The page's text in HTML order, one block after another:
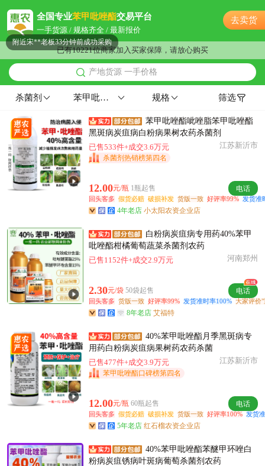
全国专业苯甲吡唑酯交易平台
一手货源 / 规格齐全 / 最新报价
去卖货
已有10221位商家加入买家保障，请放心购买
产地货源 一手价格
附近吕**老板7小时前看了商品
附近钱**老板1小时前成功采购
附近宋**老板33分钟前成功采购
附近罗**老板22小时前看了商品
佛山市严**老板11小时前询价供应商
附近潘**老板13小时前成功采购
附近汤**老板53分钟前成功采购
佛山市聂**老板30分钟前成功采购
佛山市曹**老板18小时前获取了报价
佛山市王**老板7分钟前看了商品
佛山市蔡**老板1分钟前看了商品
附近聂**老板12小时前询价供应商
佛山市秦**老板4小时前看了商品
佛山市姚**老板59分钟前获取了报价
佛山市韩**老板22小时前获取了报价
附近彭**老板45分钟前成功采购
附近汪**老板4小时前成功采购
附近周**老板16小时前询价供应商
附近邓**老板18小时前成功采购
佛山市周**老板15小时前看了商品
附近宋**老板15小时前询价供应商
杀菌剂 苯甲吡唑酯 规格 筛选
苯甲吡唑酯呲唑脂笨甲吡唑酯
黑斑病炭疽病白粉病果树农药杀菌剂
已售533件+成交3.6万元
江苏新沂市
杀菌剂热销榜第四名
12.00元/瓶 1瓶起售 电话
回头客多 假货必赔 破损补发 货版一致 好评率99% 发货准
4年老店 小太阳农资企业店
白粉病炭疽病专用药40%苯甲
吡唑酯柑橘葡萄蔬菜杀菌剂农药
已售1152件+成交2.9万元
河南郑州
2.30元/袋 50袋起售 电话
回头客多 货版一致 好评率99% 发货准时率100% 大家评价
8年老店 艾福特
40%苯甲吡唑酯月季黑斑病专
用药白粉病炭疽病果树药农药杀菌
已售477件+成交3.9万元
江苏新沂市
苯甲吡唑酯口碑榜第四名
12.00元/瓶 60瓶起售 电话
回头客多 假货必赔 破损补发 货版一致 好评率100% 发货
5年老店 红石榴农资企业店
40%苯甲吡唑酯苯醚甲环唑白
粉病炭疽锈病叶斑病葡萄杀菌剂农药